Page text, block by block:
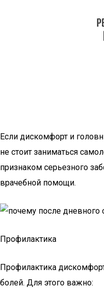
Если дискомфорт и
не стоит заниматься
признаком серьезного
врачебной помощи.
Профилактика
Профилактика
болей. Для этого важно: